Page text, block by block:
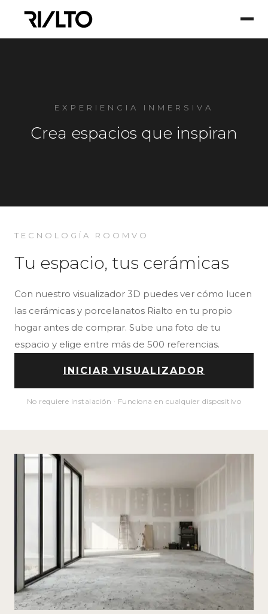
EXPERIENCIA INMERSIVA
Crea espacios que inspiran
TECNOLOGÍA ROOMVO
Tu espacio, tus cerámicas
Con nuestro visualizador 3D puedes ver cómo lucen
las cerámicas y porcelanatos Rialto en tu propio
hogar antes de comprar. Sube una foto de tu
espacio y elige entre más de 500 referencias.
INICIAR VISUALIZADOR
No requiere instalación · Funciona en cualquier dispositivo